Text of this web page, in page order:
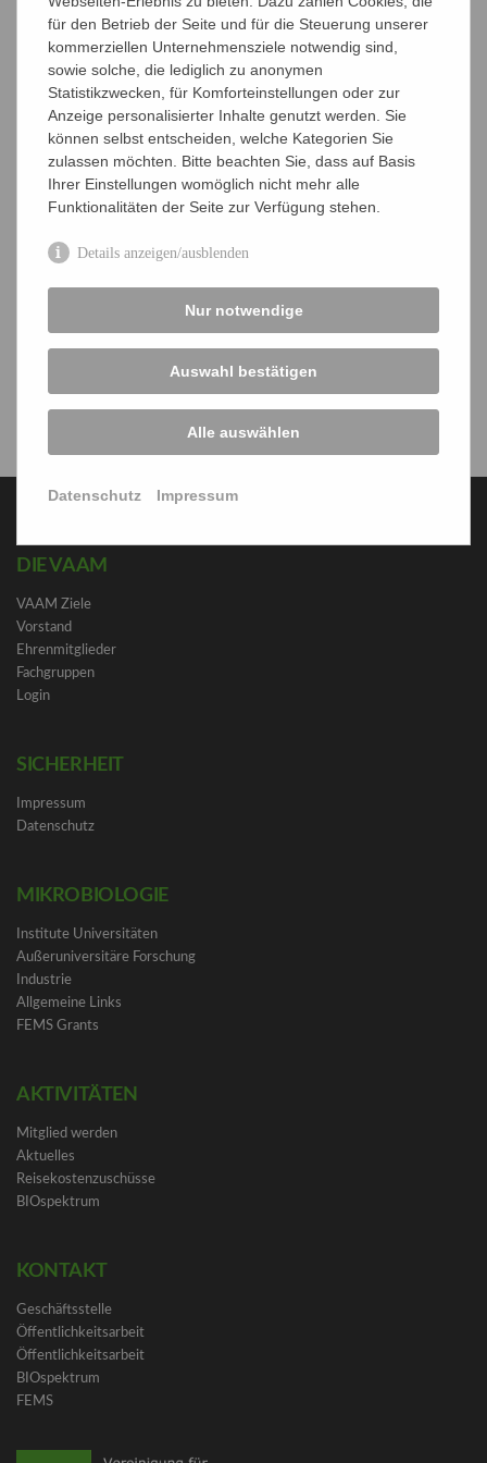
begrenzt (first come, first serve), pro Mitglied kann maximal
1 Zuschuss pro Jahr ausgezahlt werden, pro Arbeitsgruppe
werden maximal 2 Zuschüsse pro Jahr gewährt.
Antrag Reisekostenzuschuss international
Mitglied werden
Beiträge und Anmeldung
Firmenmitgliedschaft
Kündigung Mitgliedschaft
Geschenk-Mitgliedschaft
DIE VAAM
VAAM Ziele
Vorstand
Ehrenmitglieder
Fachgruppen
Login
SICHERHEIT
Impressum
Datenschutz
MIKROBIOLOGIE
Institute Universitäten
Außeruniversitäre Forschung
Industrie
Allgemeine Links
FEMS Grants
AKTIVITÄTEN
Mitglied werden
Aktuelles
Reisekostenzuschüsse
BIOspektrum
KONTAKT
Geschäftsstelle
Öffentlichkeitsarbeit
Öffentlichkeitsarbeit
BIOspektrum
FEMS
für den Betrieb der Seite und für die Steuerung unserer
kommerziellen Unternehmensziele notwendig sind,
sowie solche, die lediglich zu anonymen
Statistikzwecken, für Komforteinstellungen oder zur
Anzeige personalisierter Inhalte genutzt werden. Sie
können selbst entscheiden, welche Kategorien Sie
zulassen möchten. Bitte beachten Sie, dass auf Basis
Ihrer Einstellungen womöglich nicht mehr alle
Funktionalitäten der Seite zur Verfügung stehen.
Details anzeigen/ausblenden
Nur notwendige
Auswahl bestätigen
Alle auswählen
Datenschutz Impressum